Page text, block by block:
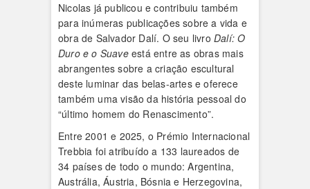
Nicolas já publicou e contribuiu também
para inúmeras publicações sobre a vida e
obra de Salvador Dalí. O seu livro Dalí: O
Duro e o Suaveestá entre as obras mais
abrangentes sobre a criação escultural
deste luminar das belas-artes e oferece
também uma visão da história pessoal do
“último homem do Renascimento”.
Entre 2001 e 2025, o Prémio Internacional
Trebbia foi atribuído a 133 laureados de
34 países de todo o mundo: Argentina,
Austrália, Áustria, Bósnia e Herzegovina,